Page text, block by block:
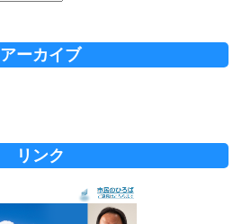
アーカイブ
リンク